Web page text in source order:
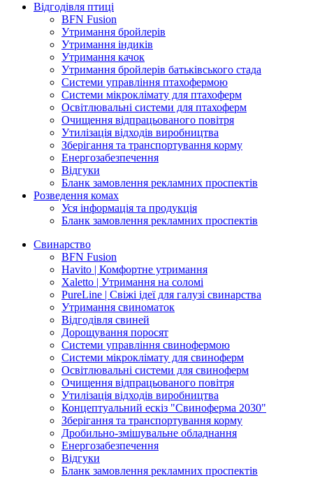
Відгодівля птиці
BFN Fusion
Утримання бройлерів
Утримання індиків
Утримання качок
Утримання бройлерів батьківського стада
Системи управління птахофермою
Системи мікроклімату для птахоферм
Освітлювальні системи для птахоферм
Очищення відпрацьованого повітря
Утилізація відходів виробництва
Зберігання та транспортування корму
Енергозабезпечення
Відгуки
Бланк замовлення рекламних проспектів
Розведення комах
Уся інформація та продукція
Бланк замовлення рекламних проспектів
Свинарство
BFN Fusion
Havito | Комфортне утримання
Xaletto | Утримання на соломі
PureLine | Свіжі ідеї для галузі свинарства
Утримання свиноматок
Відгодівля свиней
Дорощування поросят
Системи управління свинофермою
Системи мікроклімату для свиноферм
Освітлювальні системи для свиноферм
Очищення відпрацьованого повітря
Утилізація відходів виробництва
Концептуальний ескіз "Свиноферма 2030"
Зберігання та транспортування корму
Дробильно-змішувальне обладнання
Енергозабезпечення
Відгуки
Бланк замовлення рекламних проспектів